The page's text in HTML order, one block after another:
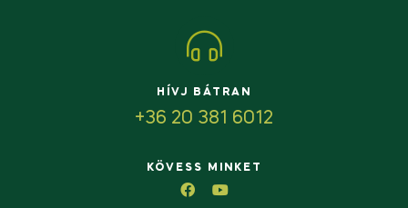
HÍVJ BÁTRAN
+36 20 381 6012
KÖVESS MINKET